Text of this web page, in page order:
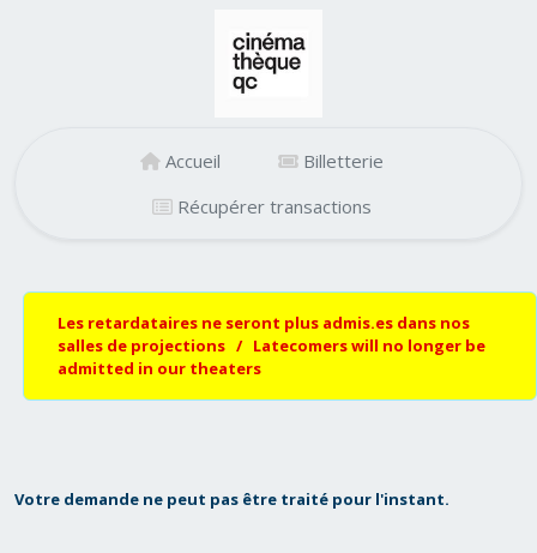
Accueil
Billetterie
Récupérer transactions
Les retardataires ne seront plus admis.es dans nos
salles de projections / Latecomers will no longer be
admitted in our theaters
Votre demande ne peut pas être traité pour l'instant.